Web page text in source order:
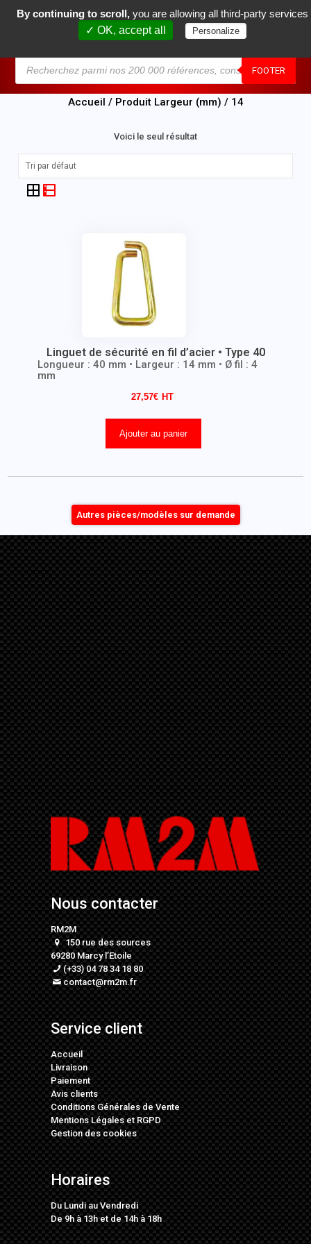
FOOTER
0
Accueil / Produit Largeur (mm) / 14
Voici le seul résultat
Linguet de sécurité en fil d’acier • Type 40
Longueur : 40 mm • Largeur : 14 mm • Ø fil : 4
mm
27,57€
Ajouter au panier
Autres pièces/modèles sur demande
Nous contacter
RM2M
150 rue des sources
69280 Marcy l’Etoile
(+33) 04 78 34 18 80
contact@rm2m.fr
Service client
Accueil
Livraison
Paiement
Avis clients
Conditions Générales de Vente
Mentions LégalesetRGPD
Gestion des cookies
Horaires
Du Lundi au Vendredi
De 9h à 13h et de 14h à 18h
By continuing to scroll, you are allowing all third-party services
✓ OK, accept all
Personalize